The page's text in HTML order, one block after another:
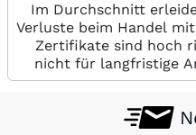
Im Durchschnitt
Verluste beim Handel
Zertifikate sind hoch
nicht für langfristige